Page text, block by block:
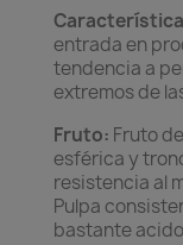
entrada en
tendencia a
extremos de
Fruto: Fruto
esférica y
resistencia al
Pulpa
bastante